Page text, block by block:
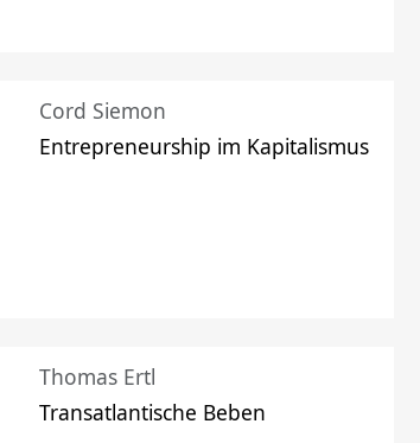
Cord Siemon
Entrepreneurship im Kapitalismus
Thomas Ertl
Transatlantische Beben